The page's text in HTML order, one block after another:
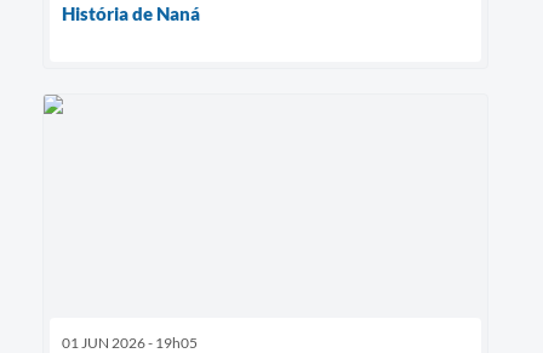
História de Naná
01 JUN 2026 - 19h05